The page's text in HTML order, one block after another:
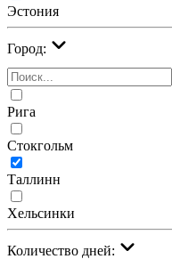
Эстония
Город:
Рига
Стокгольм
Таллинн
Хельсинки
Количество дней: